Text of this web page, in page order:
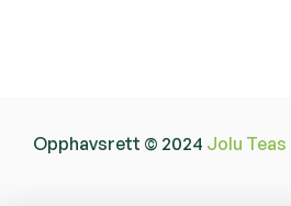
Opphavsrett © 2024 Jolu Teas